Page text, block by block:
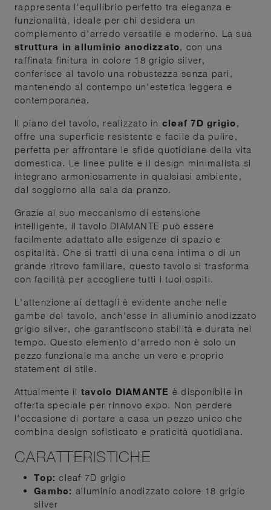
rappresenta l'equilibrio perfetto tra eleganza e
funzionalità, ideale per chi desidera un
complemento d'arredo versatile e moderno. La sua
struttura in alluminio anodizzato, con una
raffinata finitura in colore 18 grigio silver,
conferisce al tavolo una robustezza senza pari,
mantenendo al contempo un'estetica leggera e
contemporanea.
Il piano del tavolo, realizzato in cleaf 7D grigio,
offre una superficie resistente e facile da pulire,
perfetta per affrontare le sfide quotidiane della vita
domestica. Le linee pulite e il design minimalista si
integrano armoniosamente in qualsiasi ambiente,
dal soggiorno alla sala da pranzo.
Grazie al suo meccanismo di estensione
intelligente, il tavolo DIAMANTE può essere
facilmente adattato alle esigenze di spazio e
ospitalità. Che si tratti di una cena intima o di un
grande ritrovo familiare, questo tavolo si trasforma
con facilità per accogliere tutti i tuoi ospiti.
L'attenzione ai dettagli è evidente anche nelle
gambe del tavolo, anch'esse in alluminio anodizzato
grigio silver, che garantiscono stabilità e durata nel
tempo. Questo elemento d'arredo non è solo un
pezzo funzionale ma anche un vero e proprio
statement di stile.
Attualmente il tavolo DIAMANTE è disponibile in
offerta speciale per rinnovo expo. Non perdere
l'occasione di portare a casa un pezzo unico che
combina design sofisticato e praticità quotidiana.
CARATTERISTICHE
Top: cleaf 7D grigio
Gambe: alluminio anodizzato colore 18 grigio
silver